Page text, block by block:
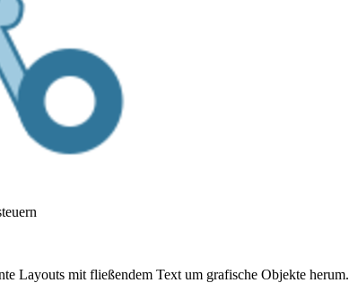
Layouts mit fließendem Text um grafische Objekte herum.